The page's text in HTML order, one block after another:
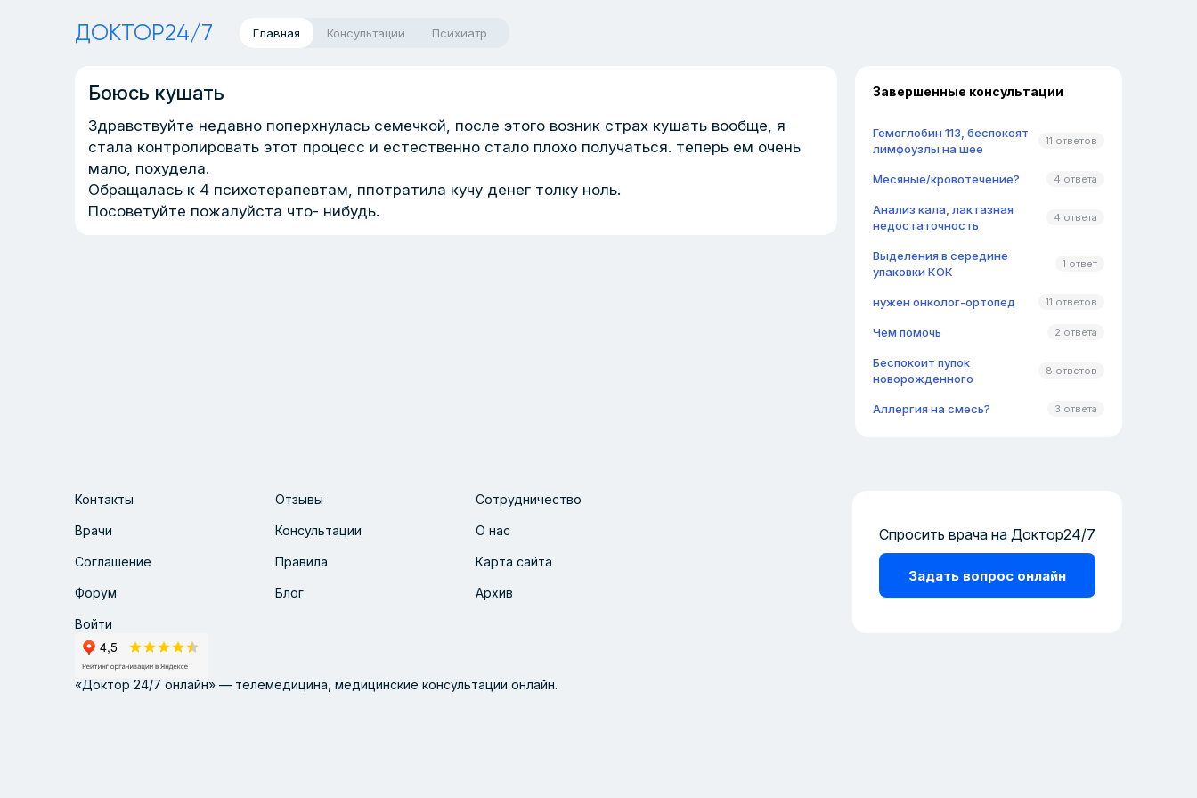
ДОКТОР24/7 Главная Консультации Психиатр
Боюсь кушать
Здравствуйте недавно поперхнулась семечкой, после этого возник страх кушать вообще, я
стала контролировать этот процесс и естественно стало плохо получаться. теперь ем очень
мало, похудела.
Обращалась к 4 психотерапевтам, ппотратила кучу денег толку ноль.
Посоветуйте пожалуйста что- нибудь.
Завершенные консультации
Гемоглобин 113, беспокоят
лимфоузлы на шее
11 ответов
Месяные/кровотечение? 4 ответа
Анализ кала, лактазная
недостаточность
4 ответа
Выделения в середине
упаковки КОК
1 ответ
нужен онколог-ортопед 11 ответов
Чем помочь 2 ответа
Беспокоит пупок
новорожденного
8 ответов
Аллергия на смесь? 3 ответа
Контакты Отзывы Сотрудничество
Врачи Консультации О нас
Соглашение Правила Карта сайта
Форум Блог Архив
Войти
Спросить врача на Доктор24/7
Задать вопрос онлайн
«Доктор 24/7 онлайн» — телемедицина, медицинские консультации онлайн.